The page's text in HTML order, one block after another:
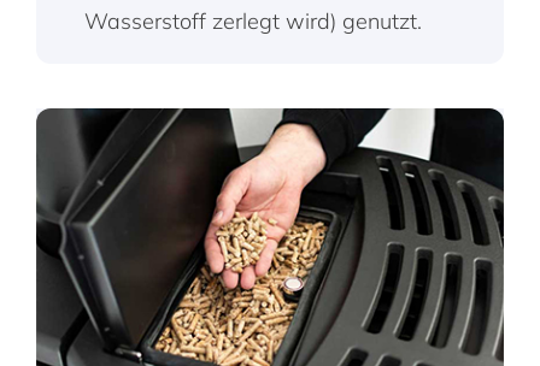
Wasserstoff zerlegt wird) genutzt.